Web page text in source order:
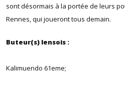
sont désormais à la portée de leurs
Rennes, qui joueront tous demain.
Buteur(s) lensois :
Kalimuendo 61eme;